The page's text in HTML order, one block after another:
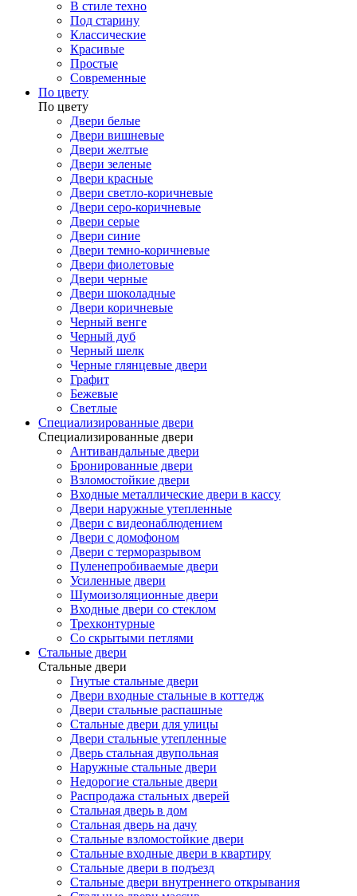
В стиле техно
Под старину
Классические
Красивые
Простые
Современные
По цвету
По цвету
Двери белые
Двери вишневые
Двери желтые
Двери зеленые
Двери красные
Двери светло-коричневые
Двери серо-коричневые
Двери серые
Двери синие
Двери темно-коричневые
Двери фиолетовые
Двери черные
Двери шоколадные
Двери коричневые
Черный венге
Черный дуб
Черный шелк
Черные глянцевые двери
Графит
Бежевые
Светлые
Специализированные двери
Специализированные двери
Антивандальные двери
Бронированные двери
Взломостойкие двери
Входные металлические двери в кассу
Двери наружные утепленные
Двери с видеонаблюдением
Двери с домофоном
Двери с терморазрывом
Пуленепробиваемые двери
Усиленные двери
Шумоизоляционные двери
Входные двери со стеклом
Трехконтурные
Со скрытыми петлями
Стальные двери
Стальные двери
Гнутые стальные двери
Двери входные стальные в коттедж
Двери стальные распашные
Стальные двери для улицы
Двери стальные утепленные
Дверь стальная двупольная
Наружные стальные двери
Недорогие стальные двери
Распродажа стальных дверей
Стальная дверь в дом
Стальная дверь на дачу
Стальные взломостойкие двери
Стальные входные двери в квартиру
Стальные двери в подъезд
Стальные двери внутреннего открывания